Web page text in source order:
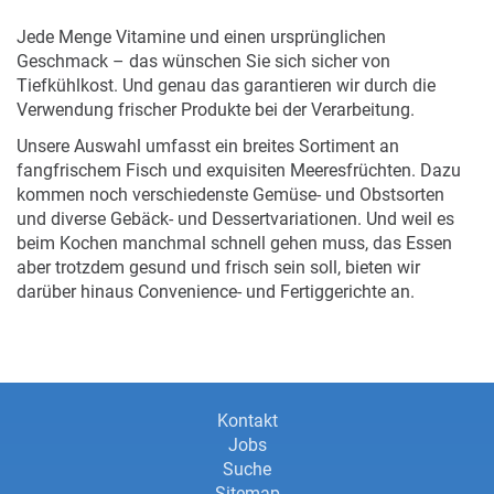
Jede Menge Vitamine und einen ursprünglichen
Geschmack – das wünschen Sie sich sicher von
Tiefkühlkost. Und genau das garantieren wir durch die
Verwendung frischer Produkte bei der Verarbeitung.
Unsere Auswahl umfasst ein breites Sortiment an
fangfrischem Fisch und exquisiten Meeresfrüchten. Dazu
kommen noch verschiedenste Gemüse- und Obstsorten
und diverse Gebäck- und Dessertvariationen. Und weil es
beim Kochen manchmal schnell gehen muss, das Essen
aber trotzdem gesund und frisch sein soll, bieten wir
darüber hinaus Convenience- und Fertiggerichte an.
InformationenKontakt
Jobs
Suche